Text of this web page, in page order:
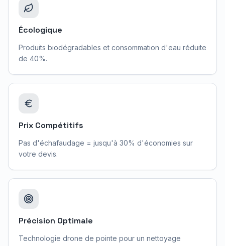
Écologique
Produits biodégradables et consommation d'eau réduite
de 40%.
Prix Compétitifs
Pas d'échafaudage = jusqu'à 30% d'économies sur
votre devis.
Précision Optimale
Technologie drone de pointe pour un nettoyage